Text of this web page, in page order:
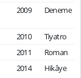
2009 Deneme
2010
Tiyatro
2011
Roman
2014 Hikâye